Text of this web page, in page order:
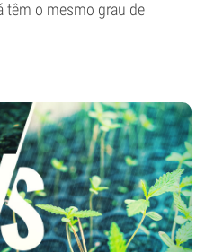
têm o mesmo grau de